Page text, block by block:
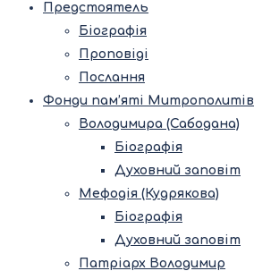
Предстоятель
Біографія
Проповіді
Послання
Фонди пам’яті Митрополитів
Володимира (Сабодана)
Біографія
Духовний заповіт
Мефодія (Кудрякова)
Біографія
Духовний заповіт
Патріарх Володимир